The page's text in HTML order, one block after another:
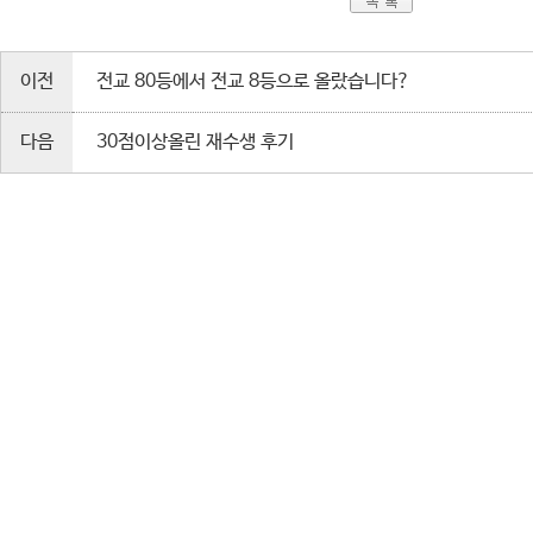
이전 전교 80등에서 전교 8등으로 올랐습니다?
다음 30점이상올린 재수생 후기